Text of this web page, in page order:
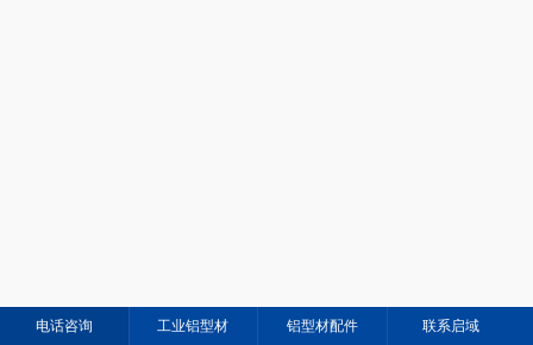
电话咨询 工业铝型材 铝型材配件 联系启域